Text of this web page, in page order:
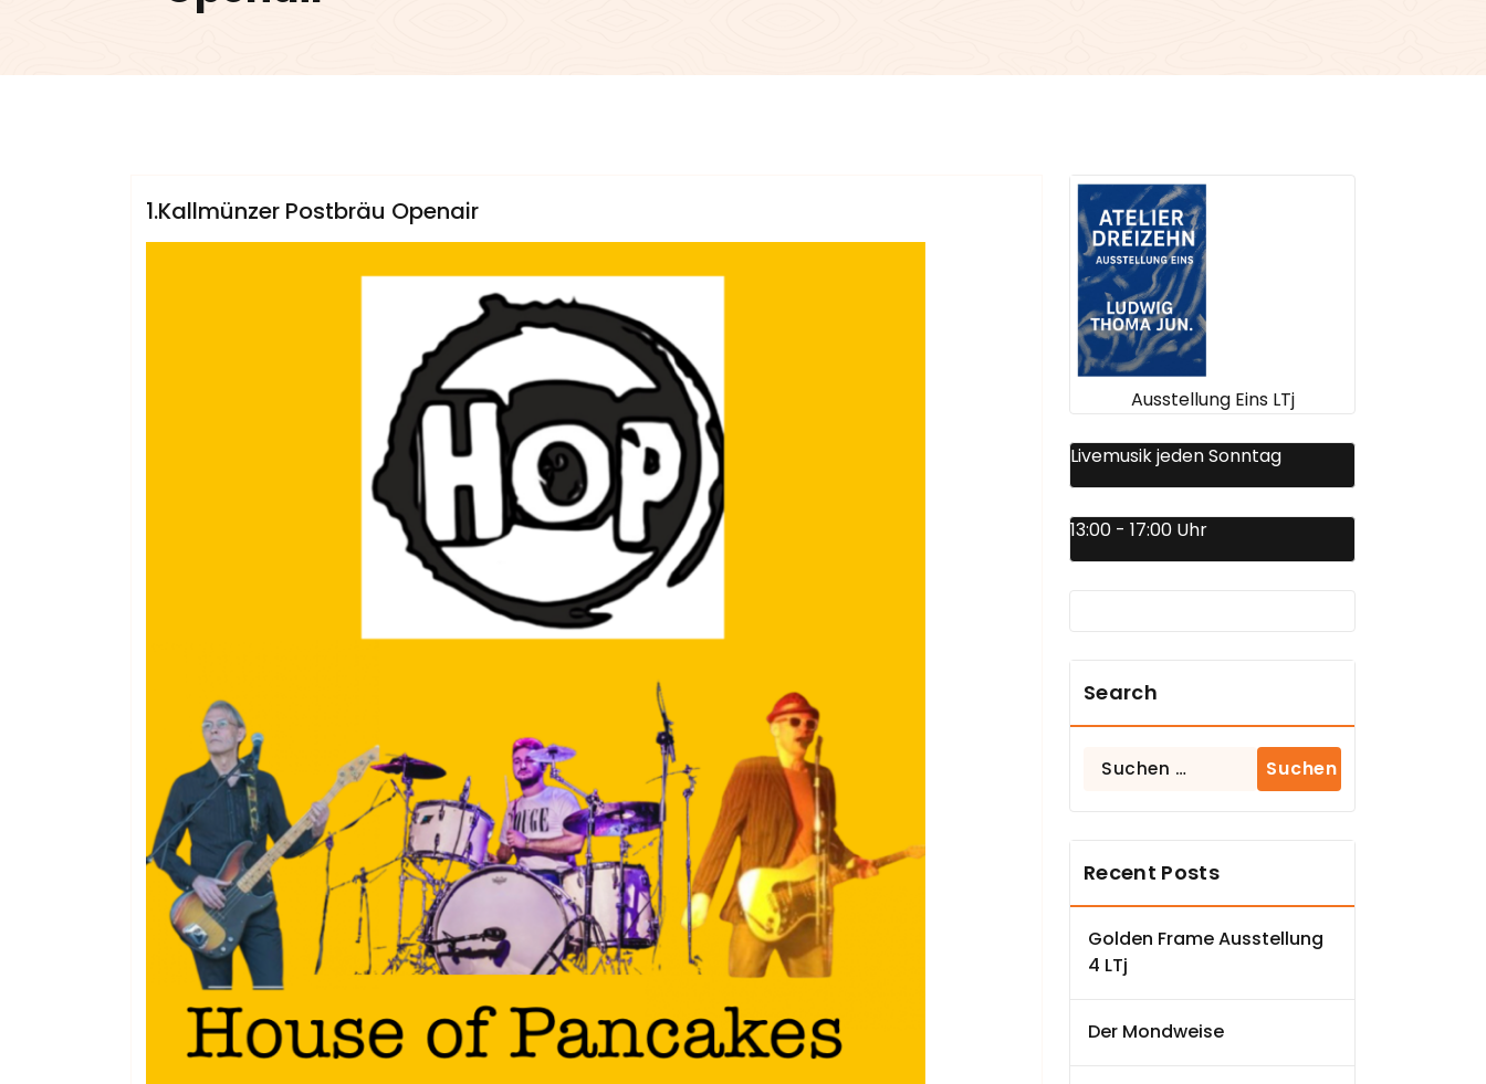
Sublinemusic & Media UG
1.Kallmünzer Postbräu Openair
Ausstellung Eins LTj
Livemusik jeden Sonntag
13:00 - 17:00 Uhr
Search
Suchen
Recent Posts
Golden Frame Ausstellung
4 LTj
Der Mondweise